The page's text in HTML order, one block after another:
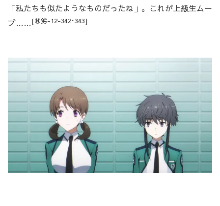
「私たちも似たようなものだったね」。これが上級生ムー
ブ……[Ⓝ劣-12-342･343]